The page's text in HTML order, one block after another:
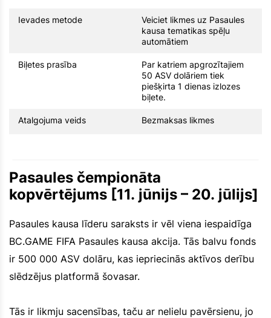
Ievades metode
Veiciet likmes uz Pasaules
kausa tematikas spēļu
automātiem
Biļetes prasība
Par katriem apgrozītajiem
50 ASV dolāriem tiek
piešķirta 1 dienas izlozes
biļete.
Atalgojuma veids Bezmaksas likmes
Pasaules čempionāta
kopvērtējums [11. jūnijs – 20. jūlijs]
Pasaules kausa līderu saraksts ir vēl viena iespaidīga
BC.GAME FIFA Pasaules kausa akcija. Tās balvu fonds
ir 500 000 ASV dolāru, kas iepriecinās aktīvos derību
slēdzējus platformā šovasar.
Tās ir likmju sacensības, taču ar nelielu pavērsienu, jo